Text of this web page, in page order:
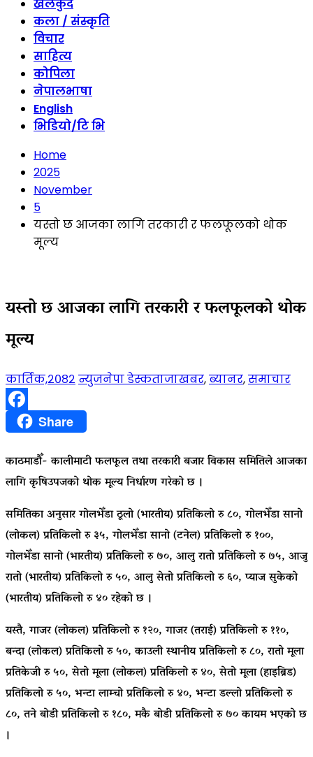
खेलकुद
कला / संस्कृति
विचार
साहित्य
कोपिला
नेपालभाषा
English
भिडियो/टि भि
Home
2025
November
5
यस्तो छ आजका लागि तरकारी र फलफूलको थोक
मूल्य
यस्तो छ आजका लागि तरकारी र फलफूलको थोक
मूल्य
कार्तिक,२०८२ न्युजनेपा डेस्कताजाखबर,ब्यानर,समाचार
FacebookShare
काठमाडौँ- कालीमाटी फलफूल तथा तरकारी बजार विकास समितिले आजका
लागि कृषिउपजको थोक मूल्य निर्धारण गरेको छ ।
समितिका अनुसार गोलभेँडा ठूलो (भारतीय) प्रतिकिलो रु ८०, गोलभेँडा सानो
(लोकल) प्रतिकिलो रु ३५, गोलभेँडा सानो (टनेल) प्रतिकिलो रु १००,
गोलभेँडा सानो (भारतीय) प्रतिकिलो रु ७०, आलु रातो प्रतिकिलो रु ७५, आजु
रातो (भारतीय) प्रतिकिलो रु ५०, आलु सेतो प्रतिकिलो रु ६०, प्याज सुकेको
(भारतीय) प्रतिकिलो रु ४० रहेको छ ।
यस्तै, गाजर (लोकल) प्रतिकिलो रु १२०, गाजर (तराई) प्रतिकिलो रु ११०,
बन्दा (लोकल) प्रतिकिलो रु ५०, काउली स्थानीय प्रतिकिलो रु ८०, रातो मूला
प्रतिकेजी रु ५०, सेतो मूला (लोकल) प्रतिकिलो रु ४०, सेतो मूला (हाइब्रिड)
प्रतिकिलो रु ५०, भन्टा लाम्चो प्रतिकिलो रु ४०, भन्टा डल्लो प्रतिकिलो रु
८०, तने बोडी प्रतिकिलो रु १८०, मकै बोडी प्रतिकिलो रु ७० कायम भएको छ
।